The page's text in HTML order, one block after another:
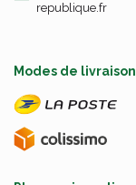
republique.fr
Modes de livraison